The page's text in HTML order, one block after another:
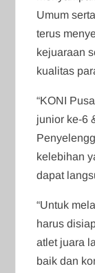
Umum
terus
kejuaraan
kualitas
“KONI
junior ke-6
kelebihan
dapat
“Untuk
harus
atlet juara
baik dan